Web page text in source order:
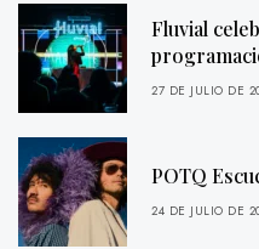
Fluvial
27 DE JULIO DE
POTQ
24 DE JULIO DE